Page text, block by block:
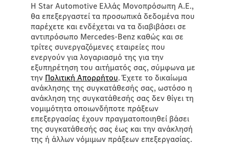
Η Star Automotive Ελλάς Μονοπρόσωπη Α.Ε.,
θα επεξεργαστεί τα προσωπικά δεδομένα που
παρέχετε και ενδέχεται να τα διαβιβάσει σε
αντιπρόσωπο Mercedes-Benz καθώς και σε
τρίτες συνεργαζόμενες εταιρείες που
ενεργούν για λογαριασμό της για την
εξυπηρέτηση του αιτήματός σας, σύμφωνα με
την Πολιτική Απορρήτου. Έχετε το δικαίωμα
ανάκλησης της συγκατάθεσής σας, ωστόσο η
ανάκληση της συγκατάθεσής σας δεν θίγει τη
νομιμότητα οποιωνδήποτε πράξεων
επεξεργασίας έχουν πραγματοποιηθεί βάσει
της συγκατάθεσής σας έως και την ανάκλησή
της ή άλλων νόμιμων πράξεων επεξεργασίας.